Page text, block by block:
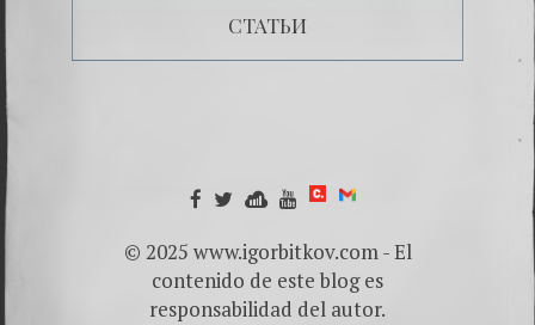
СТАТЬИ
© 2025 www.igorbitkov.com - El
contenido de este blog es
responsabilidad del autor.